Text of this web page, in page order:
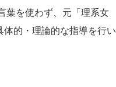
葉を使わず、元「理系女
的・理論的な指導を行い